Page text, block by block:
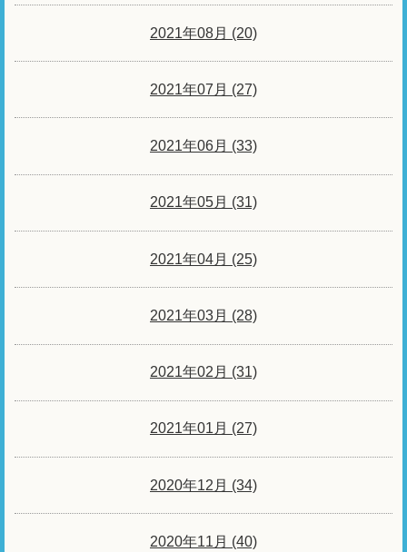
2021年08月 (20)
2021年07月 (27)
2021年06月 (33)
2021年05月 (31)
2021年04月 (25)
2021年03月 (28)
2021年02月 (31)
2021年01月 (27)
2020年12月 (34)
2020年11月 (40)